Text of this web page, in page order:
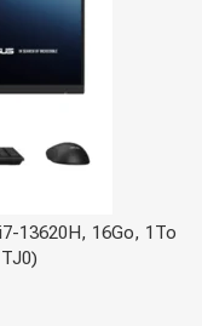
13620H, 16Go, 1To